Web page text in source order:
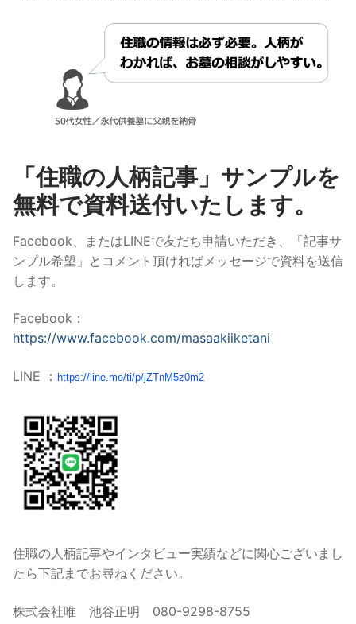
「住職の人柄記事」サンプルを
無料で資料送付いたします。
Facebook、またはLINEで友だち申請いただき、「記事サ
ンプル希望」とコメント頂ければメッセージで資料を送信
します。
Facebook：
https://www.facebook.com/masaakiiketani
LINE ： https://line.me/ti/p/jZTnM5z0m2
住職の人柄記事やインタビュー実績などに関心ございまし
たら下記までお尋ねください。
株式会社唯 池谷正明 080-9298-8755